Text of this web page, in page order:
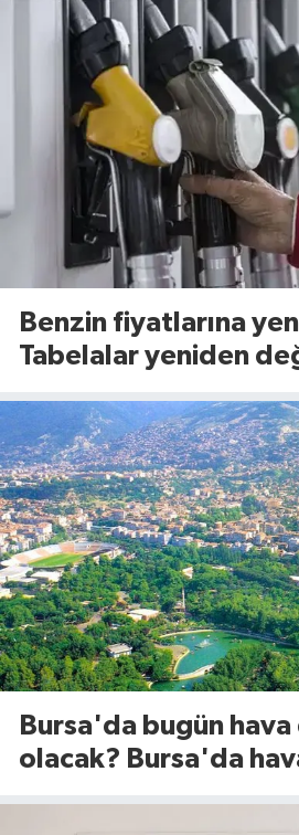
Benzin fiyatlarına
Tabelalar yeniden
Bursa'da bugün hava
olacak? Bursa'da